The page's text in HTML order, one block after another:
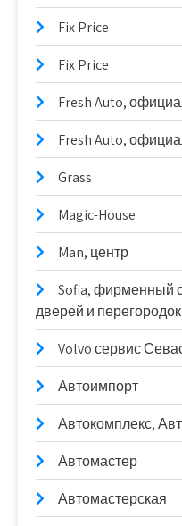
Fix Price
Fix Price
Fresh Auto,
Fresh Auto,
Grass
Magic-House
Man, центр
Sofia, фирменный
дверей и перегородок
Volvo сервис
Автоимпорт
Автокомплекс,
Автомастер
Автомастерская